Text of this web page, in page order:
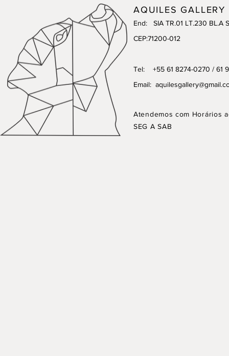
AQUILES GALLERY
End: SIA TR.01 LT.230 BL.A
CEP:71200-012
Tel: +55 61 8274-0270 / 61
Email:
Atendemos com Horários
SEG A SAB